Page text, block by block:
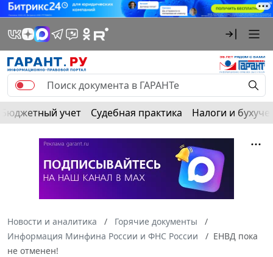
Бюджетный учет Судебная практика Налоги и
Новости и аналитика
Горячие документы
Информация Минфина России и ФНС России
ЕНВД пока
не отменен!